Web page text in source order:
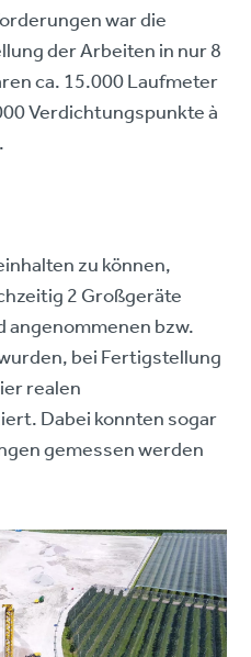
war die
der Arbeiten in nur 8
ca. 15.000 Laufmeter
Verdichtungspunkte à
zu können,
2 Großgeräte
bzw.
bei Fertigstellung
realen
Dabei konnten sogar
gemessen werden